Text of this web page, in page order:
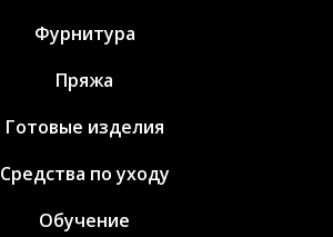
Фурнитура
Пряжа
Готовые изделия
Средства по уходу
Обучение